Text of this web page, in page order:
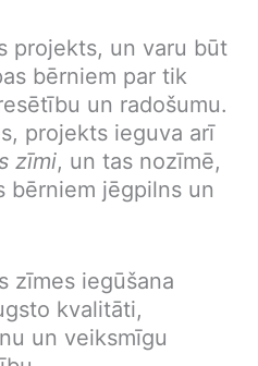
projekts, un varu būt
bērniem par tik
un radošumu.
projekts ieguva arī
zīmi, un tas nozīmē,
bērniem jēgpilns un
zīmes iegūšana
kvalitāti,
un veiksmīgu